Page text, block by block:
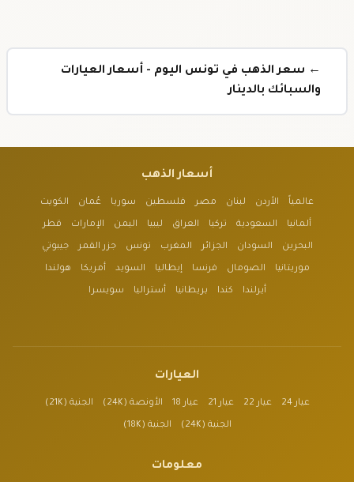
← سعر الذهب في تونس اليوم - أسعار العيارات
والسبائك بالدينار
أسعار الذهب
عالمياً الأردن لبنان مصر فلسطين سوريا عُمان الكويت
ألمانيا السعودية تركيا العراق ليبيا اليمن الإمارات قطر
البحرين السودان الجزائر المغرب تونس جزر القمر جيبوتي
موريتانيا الصومال فرنسا إيطاليا السويد أمريكا هولندا
أيرلندا كندا بريطانيا أستراليا سويسرا
العيارات
عيار 24 عيار 22 عيار 21 عيار 18 الأونصة (24K) الجنية (21K)
الجنية (24K) الجنية (18K)
معلومات